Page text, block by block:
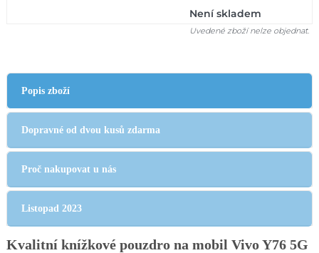
Není skladem
Uvedené zboží nelze objednat.
Popis zboží
Dopravné od dvou kusů zdarma
Proč nakupovat u nás
Listopad 2023
Kvalitní knížkové pouzdro na mobil Vivo Y76 5G